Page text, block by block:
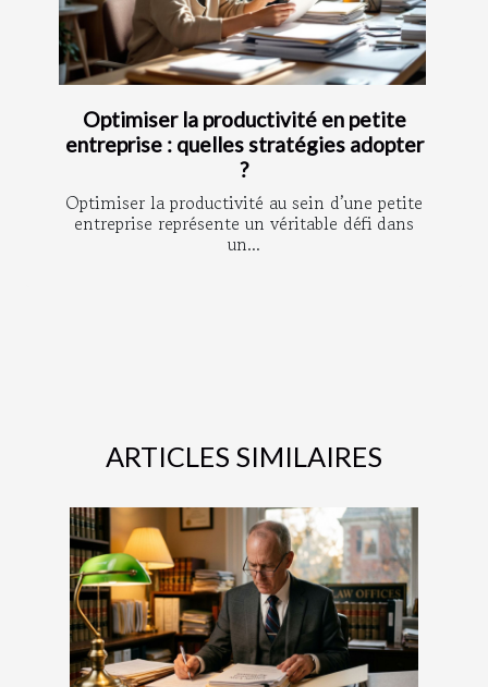
Optimiser la productivité en petite
entreprise : quelles stratégies adopter
?
Optimiser la productivité au sein d’une petite
entreprise représente un véritable défi dans
un...
ARTICLES SIMILAIRES